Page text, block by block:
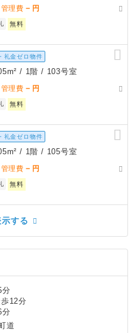
管理費 － 円
無料
礼金ゼロ物件
/ 1階 / 103号室
管理費 － 円
無料
礼金ゼロ物件
/ 1階 / 105号室
管理費 － 円
無料
する
12分
道